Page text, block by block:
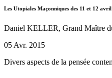
Les Utopiales Maçonniques des 11 et 12
Daniel KELLER, Grand Maître
05 Avr. 2015
Divers aspects de la pensée